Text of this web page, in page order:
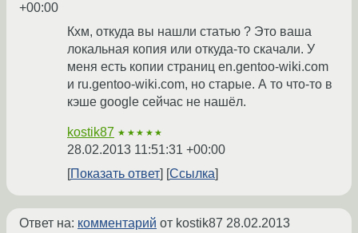
+00:00
Кхм, откуда вы нашли статью ? Это ваша
локальная копия или откуда-то скачали. У
меня есть копии страниц en.gentoo-wiki.com
и ru.gentoo-wiki.com, но старые. А то что-то в
кэше google сейчас не нашёл.
kostik87 ★★★★★
28.02.2013 11:51:31 +00:00
Показать ответ
Ссылка
Ответ на: комментарий от kostik87 28.02.2013